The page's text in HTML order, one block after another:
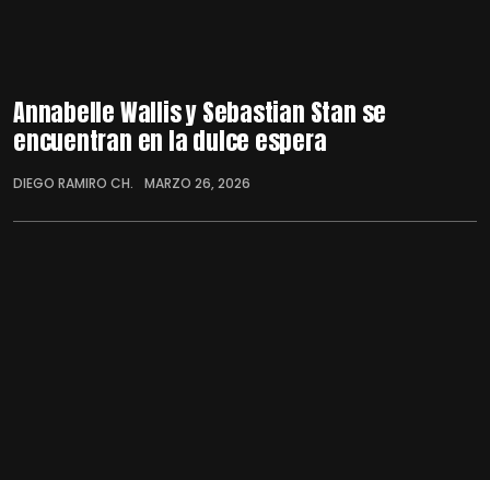
Annabelle Wallis y Sebastian Stan se
encuentran en la dulce espera
DIEGO RAMIRO CH. MARZO 26, 2026